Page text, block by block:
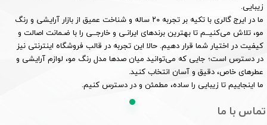
زیبایی.
ما در ایرج گالری با تکیه بر تجربه ۲۰ ساله و شناخت عمیق از بازار آرایشی و رنگ
مو، تلاش می‌کنیــم تا بهترین برندهای ایرانـی و خارجــی را با ضـمانت اصالت و
کیفیت در اختیار شما قرار دهیم. حالا این تجربه در قالب فروشگاه اینترنتی نیز
در دسترس است؛ جایی که می‌توانید میان صدها مدل رنگ مو، لوازم آرایشی و
عطرهای خاص، دقیق و آسان انتخاب کنید.
ما اینجاییم تا زیبایی را ساده، مطمئن و در دسترس کنیم.
تماس با ما